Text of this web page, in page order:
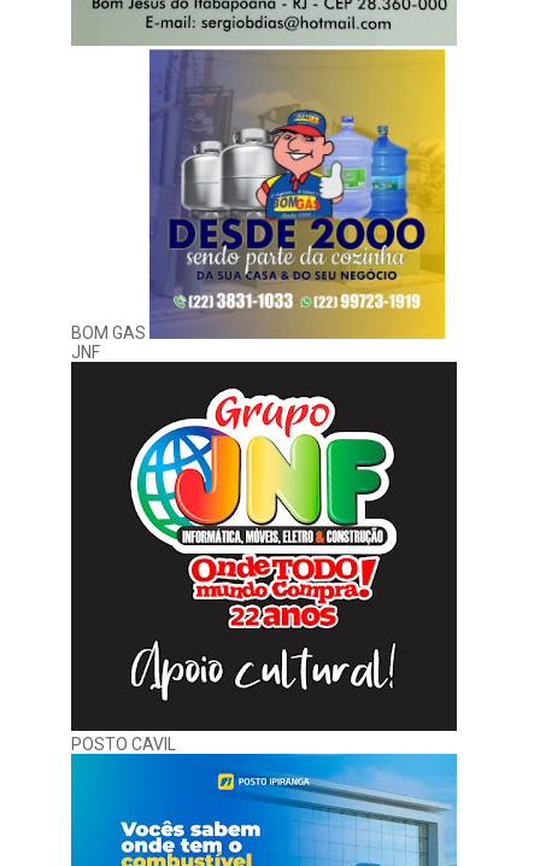
BOM GAS
JNF
POSTO CAVIL